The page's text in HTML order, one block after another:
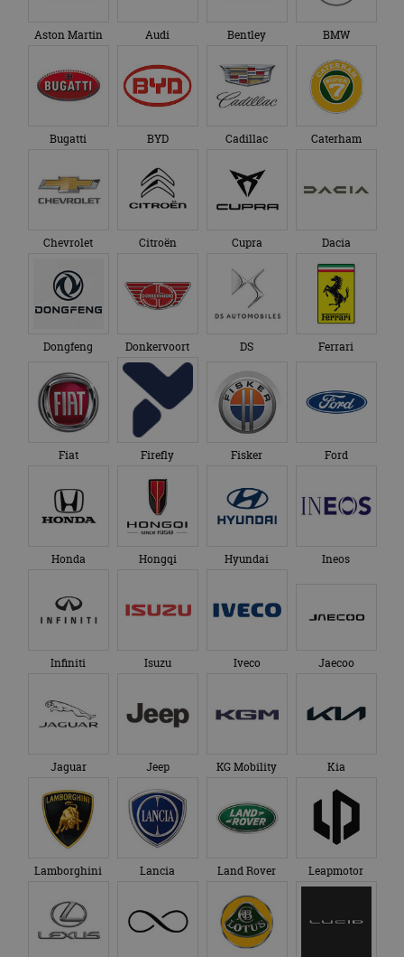
Aston Martin Audi Bentley BMW
Bugatti BYD Cadillac Caterham
Chevrolet Citroën Cupra Dacia
Dongfeng Donkervoort DS Ferrari
Fiat Firefly Fisker Ford
Honda Hongqi Hyundai Ineos
Infiniti Isuzu Iveco Jaecoo
Jaguar Jeep KG Mobility Kia
Lamborghini Lancia Land Rover Leapmotor